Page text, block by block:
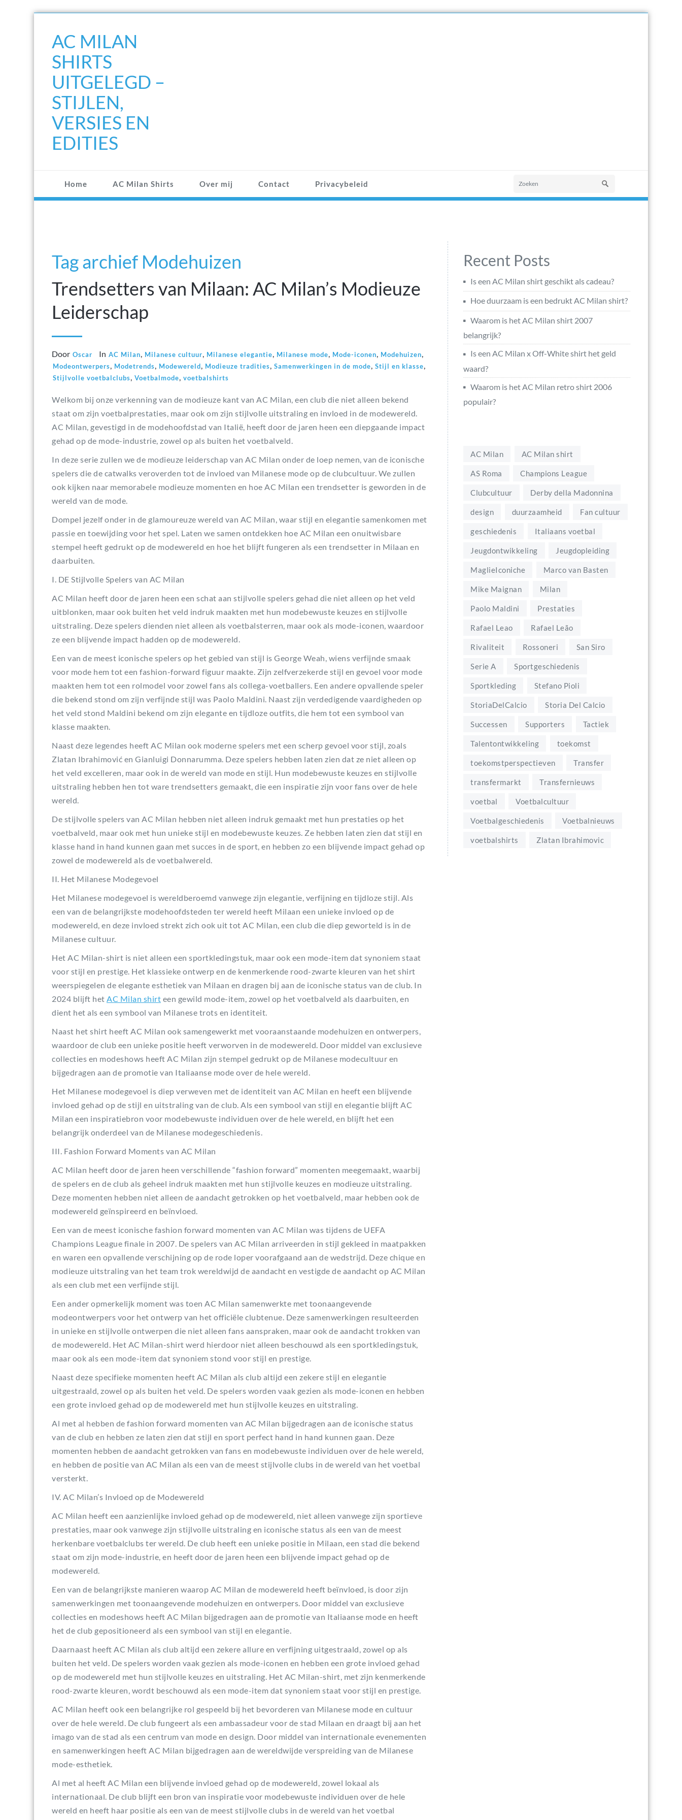
inhoudAC MILAN
SHIRTS
UITGELEGD –
STIJLEN,
VERSIES EN
EDITIES
Home AC Milan Shirts Over mij Contact Privacybeleid
Tag archief Modehuizen
Trendsetters van Milaan: AC Milan’s Modieuze
Leiderschap
Door Oscar In AC Milan, Milanese cultuur, Milanese elegantie, Milanese mode, Mode-iconen, Modehuizen,
Modeontwerpers, Modetrends, Modewereld, Modieuze tradities, Samenwerkingen in de mode, Stijl en klasse,
Stijlvolle voetbalclubs, Voetbalmode, voetbalshirts
Welkom bij onze verkenning van de modieuze kant van AC Milan, een club die niet alleen bekend
staat om zijn voetbalprestaties, maar ook om zijn stijlvolle uitstraling en invloed in de modewereld.
AC Milan, gevestigd in de modehoofdstad van Italië, heeft door de jaren heen een diepgaande impact
gehad op de mode-industrie, zowel op als buiten het voetbalveld.
In deze serie zullen we de modieuze leiderschap van AC Milan onder de loep nemen, van de iconische
spelers die de catwalks veroverden tot de invloed van Milanese mode op de clubcultuur. We zullen
ook kijken naar memorabele modieuze momenten en hoe AC Milan een trendsetter is geworden in de
wereld van de mode.
Dompel jezelf onder in de glamoureuze wereld van AC Milan, waar stijl en elegantie samenkomen met
passie en toewijding voor het spel. Laten we samen ontdekken hoe AC Milan een onuitwisbare
stempel heeft gedrukt op de modewereld en hoe het blijft fungeren als een trendsetter in Milaan en
daarbuiten.
I. DE Stijlvolle Spelers van AC Milan
AC Milan heeft door de jaren heen een schat aan stijlvolle spelers gehad die niet alleen op het veld
uitblonken, maar ook buiten het veld indruk maakten met hun modebewuste keuzes en stijlvolle
uitstraling. Deze spelers dienden niet alleen als voetbalsterren, maar ook als mode-iconen, waardoor
ze een blijvende impact hadden op de modewereld.
Een van de meest iconische spelers op het gebied van stijl is George Weah, wiens verfijnde smaak
voor mode hem tot een fashion-forward figuur maakte. Zijn zelfverzekerde stijl en gevoel voor mode
maakten hem tot een rolmodel voor zowel fans als collega-voetballers. Een andere opvallende speler
die bekend stond om zijn verfijnde stijl was Paolo Maldini. Naast zijn verdedigende vaardigheden op
het veld stond Maldini bekend om zijn elegante en tijdloze outfits, die hem tot een symbool van
klasse maakten.
Naast deze legendes heeft AC Milan ook moderne spelers met een scherp gevoel voor stijl, zoals
Zlatan Ibrahimović en Gianluigi Donnarumma. Deze spelers hebben laten zien dat ze niet alleen op
het veld excelleren, maar ook in de wereld van mode en stijl. Hun modebewuste keuzes en stijlvolle
uitstraling hebben hen tot ware trendsetters gemaakt, die een inspiratie zijn voor fans over de hele
wereld.
De stijlvolle spelers van AC Milan hebben niet alleen indruk gemaakt met hun prestaties op het
voetbalveld, maar ook met hun unieke stijl en modebewuste keuzes. Ze hebben laten zien dat stijl en
klasse hand in hand kunnen gaan met succes in de sport, en hebben zo een blijvende impact gehad op
zowel de modewereld als de voetbalwereld.
II. Het Milanese Modegevoel
Het Milanese modegevoel is wereldberoemd vanwege zijn elegantie, verfijning en tijdloze stijl. Als
een van de belangrijkste modehoofdsteden ter wereld heeft Milaan een unieke invloed op de
modewereld, en deze invloed strekt zich ook uit tot AC Milan, een club die diep geworteld is in de
Milanese cultuur.
Het AC Milan-shirt is niet alleen een sportkledingstuk, maar ook een mode-item dat synoniem staat
voor stijl en prestige. Het klassieke ontwerp en de kenmerkende rood-zwarte kleuren van het shirt
weerspiegelen de elegante esthetiek van Milaan en dragen bij aan de iconische status van de club. In
2024 blijft het AC Milan shirt een gewild mode-item, zowel op het voetbalveld als daarbuiten, en
dient het als een symbool van Milanese trots en identiteit.
Naast het shirt heeft AC Milan ook samengewerkt met vooraanstaande modehuizen en ontwerpers,
waardoor de club een unieke positie heeft verworven in de modewereld. Door middel van exclusieve
collecties en modeshows heeft AC Milan zijn stempel gedrukt op de Milanese modecultuur en
bijgedragen aan de promotie van Italiaanse mode over de hele wereld.
Het Milanese modegevoel is diep verweven met de identiteit van AC Milan en heeft een blijvende
invloed gehad op de stijl en uitstraling van de club. Als een symbool van stijl en elegantie blijft AC
Milan een inspiratiebron voor modebewuste individuen over de hele wereld, en blijft het een
belangrijk onderdeel van de Milanese modegeschiedenis.
III. Fashion Forward Moments van AC Milan
AC Milan heeft door de jaren heen verschillende “fashion forward” momenten meegemaakt, waarbij
de spelers en de club als geheel indruk maakten met hun stijlvolle keuzes en modieuze uitstraling.
Deze momenten hebben niet alleen de aandacht getrokken op het voetbalveld, maar hebben ook de
modewereld geïnspireerd en beïnvloed.
Een van de meest iconische fashion forward momenten van AC Milan was tijdens de UEFA
Champions League finale in 2007. De spelers van AC Milan arriveerden in stijl gekleed in maatpakken
en waren een opvallende verschijning op de rode loper voorafgaand aan de wedstrijd. Deze chique en
modieuze uitstraling van het team trok wereldwijd de aandacht en vestigde de aandacht op AC Milan
als een club met een verfijnde stijl.
Een ander opmerkelijk moment was toen AC Milan samenwerkte met toonaangevende
modeontwerpers voor het ontwerp van het officiële clubtenue. Deze samenwerkingen resulteerden
in unieke en stijlvolle ontwerpen die niet alleen fans aanspraken, maar ook de aandacht trokken van
de modewereld. Het AC Milan-shirt werd hierdoor niet alleen beschouwd als een sportkledingstuk,
maar ook als een mode-item dat synoniem stond voor stijl en prestige.
Naast deze specifieke momenten heeft AC Milan als club altijd een zekere stijl en elegantie
uitgestraald, zowel op als buiten het veld. De spelers worden vaak gezien als mode-iconen en hebben
een grote invloed gehad op de modewereld met hun stijlvolle keuzes en uitstraling.
Al met al hebben de fashion forward momenten van AC Milan bijgedragen aan de iconische status
van de club en hebben ze laten zien dat stijl en sport perfect hand in hand kunnen gaan. Deze
momenten hebben de aandacht getrokken van fans en modebewuste individuen over de hele wereld,
en hebben de positie van AC Milan als een van de meest stijlvolle clubs in de wereld van het voetbal
versterkt.
IV. AC Milan’s Invloed op de Modewereld
AC Milan heeft een aanzienlijke invloed gehad op de modewereld, niet alleen vanwege zijn sportieve
prestaties, maar ook vanwege zijn stijlvolle uitstraling en iconische status als een van de meest
herkenbare voetbalclubs ter wereld. De club heeft een unieke positie in Milaan, een stad die bekend
staat om zijn mode-industrie, en heeft door de jaren heen een blijvende impact gehad op de
modewereld.
Een van de belangrijkste manieren waarop AC Milan de modewereld heeft beïnvloed, is door zijn
samenwerkingen met toonaangevende modehuizen en ontwerpers. Door middel van exclusieve
collecties en modeshows heeft AC Milan bijgedragen aan de promotie van Italiaanse mode en heeft
het de club gepositioneerd als een symbool van stijl en elegantie.
Daarnaast heeft AC Milan als club altijd een zekere allure en verfijning uitgestraald, zowel op als
buiten het veld. De spelers worden vaak gezien als mode-iconen en hebben een grote invloed gehad
op de modewereld met hun stijlvolle keuzes en uitstraling. Het AC Milan-shirt, met zijn kenmerkende
rood-zwarte kleuren, wordt beschouwd als een mode-item dat synoniem staat voor stijl en prestige.
AC Milan heeft ook een belangrijke rol gespeeld bij het bevorderen van Milanese mode en cultuur
over de hele wereld. De club fungeert als een ambassadeur voor de stad Milaan en draagt bij aan het
imago van de stad als een centrum van mode en design. Door middel van internationale evenementen
en samenwerkingen heeft AC Milan bijgedragen aan de wereldwijde verspreiding van de Milanese
mode-esthetiek.
Al met al heeft AC Milan een blijvende invloed gehad op de modewereld, zowel lokaal als
internationaal. De club blijft een bron van inspiratie voor modebewuste individuen over de hele
wereld en heeft haar positie als een van de meest stijlvolle clubs in de wereld van het voetbal
Recent Posts
Is een AC Milan shirt geschikt als cadeau?
Hoe duurzaam is een bedrukt AC Milan shirt?
Waarom is het AC Milan shirt 2007
belangrijk?
Is een AC Milan x Off-White shirt het geld
waard?
Waarom is het AC Milan retro shirt 2006
populair?
AC Milan AC Milan shirt
AS Roma Champions League
Clubcultuur Derby della Madonnina
design duurzaamheid Fan cultuur
geschiedenis Italiaans voetbal
Jeugdontwikkeling Jeugdopleiding
MaglieIconiche Marco van Basten
Mike Maignan Milan
Paolo Maldini Prestaties
Rafael Leao Rafael Leão
Rivaliteit Rossoneri San Siro
Serie A Sportgeschiedenis
Sportkleding Stefano Pioli
StoriaDelCalcio Storia Del Calcio
Successen Supporters Tactiek
Talentontwikkeling toekomst
toekomstperspectieven Transfer
transfermarkt Transfernieuws
voetbal Voetbalcultuur
Voetbalgeschiedenis Voetbalnieuws
voetbalshirts Zlatan Ibrahimovic